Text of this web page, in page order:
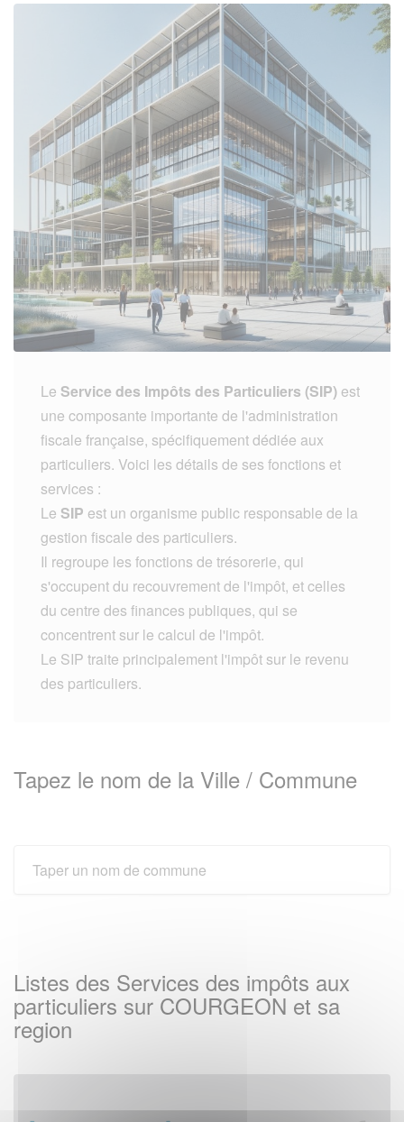
Le Service des Impôts des Particuliers (SIP) est
une composante importante de l'administration
fiscale française, spécifiquement dédiée aux
particuliers. Voici les détails de ses fonctions et
services :
Le SIP est un organisme public responsable de la
gestion fiscale des particuliers.
Il regroupe les fonctions de trésorerie, qui
s'occupent du recouvrement de l'impôt, et celles
du centre des finances publiques, qui se
concentrent sur le calcul de l'impôt.
Le SIP traite principalement l'impôt sur le revenu
des particuliers.
Tapez le nom de la Ville / Commune
Listes des Services des impôts aux
particuliers sur COURGEON et sa
region